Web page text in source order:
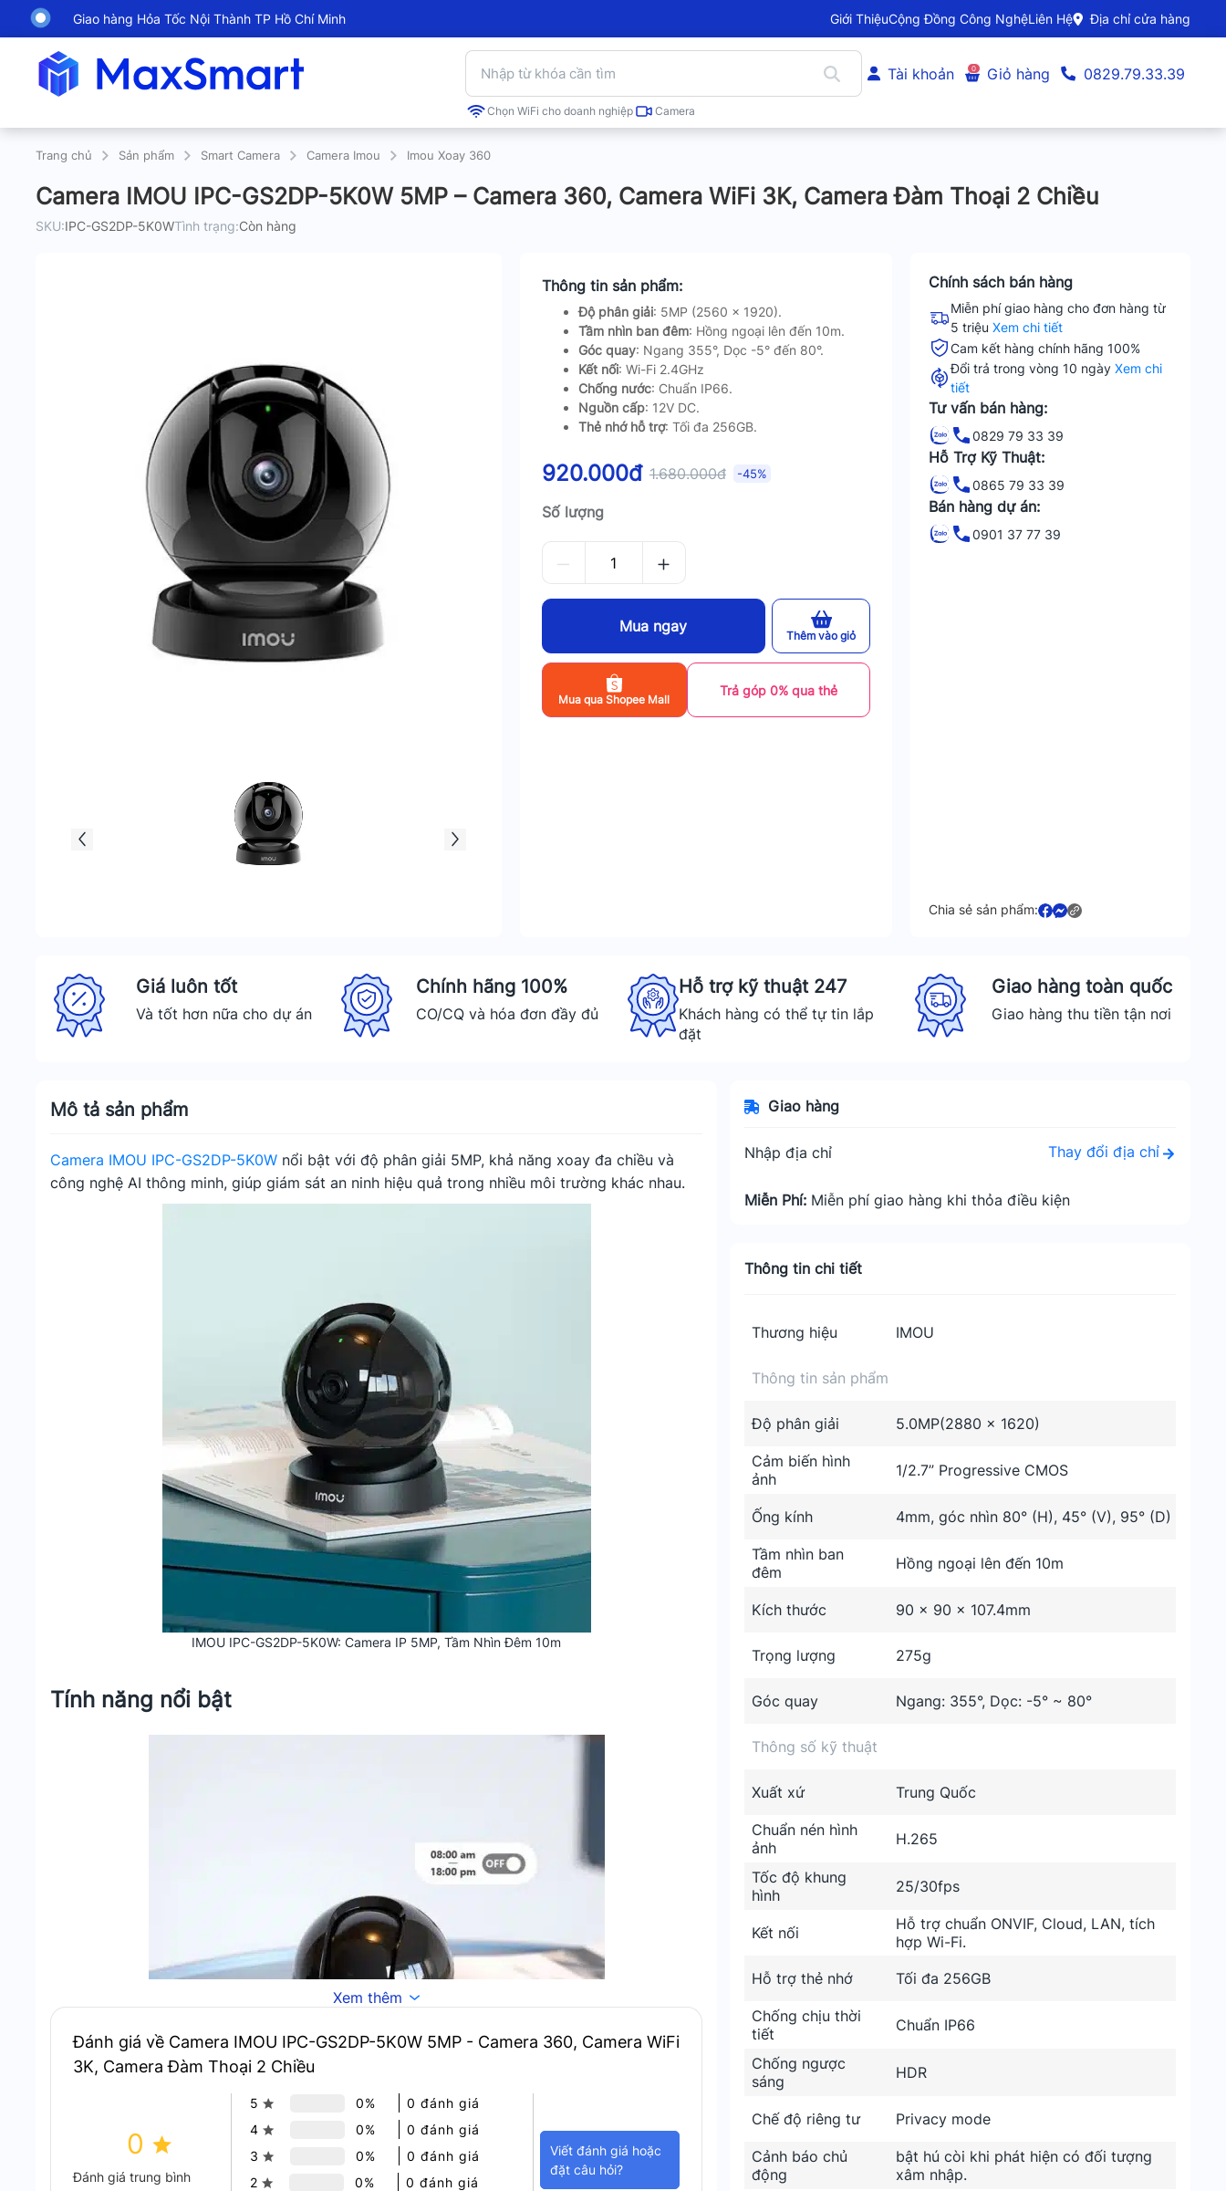
Giao hàng Hỏa Tốc Nội Thành TP Hồ Chí Minh Giới ThiệuCộng Đồng Công NghệLiên Hệ Địa chỉ cửa hàng
Chọn WiFi cho doanh nghiệp Camera
Tài khoản 0 Giỏ hàng 0829.79.33.39
Trang chủ Sản phẩm Smart Camera Camera Imou Imou Xoay 360
Camera IMOU IPC-GS2DP-5K0W 5MP – Camera 360, Camera WiFi 3K, Camera Đàm Thoại 2 Chiều
SKU:IPC-GS2DP-5K0WTình trạng:Còn hàng
Thông tin sản phẩm:
Độ phân giải: 5MP (2560 x 1920).
Tầm nhìn ban đêm: Hồng ngoại lên đến 10m.
Góc quay: Ngang 355°, Dọc -5° đến 80°.
Kết nối: Wi-Fi 2.4GHz
Chống nước: Chuẩn IP66.
Nguồn cấp: 12V DC.
Thẻ nhớ hỗ trợ: Tối đa 256GB.
920.000đ 1.680.000đ -45%
Số lượng
Mua ngay Thêm vào giỏ
Mua qua Shopee Mall
Trả góp 0% qua thẻ
Chính sách bán hàng
Miễn phí giao hàng cho đơn hàng từ
5 triệuXem chi tiết
Cam kết hàng chính hãng 100%
Đổi trả trong vòng 10 ngàyXem chi
tiết
Tư vấn bán hàng:
0829 79 33 39
Hỗ Trợ Kỹ Thuật:
0865 79 33 39
Bán hàng dự án:
0901 37 77 39
Chia sẻ sản phẩm:
Giá luôn tốt
Và tốt hơn nữa cho dự án
Chính hãng 100%
CO/CQ và hóa đơn đầy đủ
Hỗ trợ kỹ thuật 247
Khách hàng có thể tự tin lắp
đặt
Giao hàng toàn quốc
Giao hàng thu tiền tận nơi
Mô tả sản phẩm
Camera IMOU IPC-GS2DP-5K0W nổi bật với độ phân giải 5MP, khả năng xoay đa chiều và
công nghệ AI thông minh, giúp giám sát an ninh hiệu quả trong nhiều môi trường khác nhau.
IMOU IPC-GS2DP-5K0W: Camera IP 5MP, Tầm Nhìn Đêm 10m
Tính năng nổi bật
Xem thêm
Đánh giá về Camera IMOU IPC-GS2DP-5K0W 5MP - Camera 360, Camera WiFi
3K, Camera Đàm Thoại 2 Chiều
0
Đánh giá trung bình
5 0%
0 đánh giá
4
0%
0 đánh giá
3
0%
0 đánh giá
2
0%
0 đánh giá
Viết đánh giá hoặc
đặt câu hỏi?
Giao hàng
Nhập địa chỉ Thay đổi địa chỉ
Miễn Phí: Miễn phí giao hàng khi thỏa điều kiện
Thông tin chi tiết
Thương hiệu IMOU
Thông tin sản phẩm
Độ phân giải 5.0MP(2880 x 1620)
Cảm biến hình
ảnh
1/2.7” Progressive CMOS
Ống kính 4mm, góc nhìn 80° (H), 45° (V), 95° (D)
Tầm nhìn ban
đêm
Hồng ngoại lên đến 10m
Kích thước 90 × 90 × 107.4mm
Trọng lượng 275g
Góc quay Ngang: 355°, Dọc: -5° ~ 80°
Thông số kỹ thuật
Xuất xứ Trung Quốc
Chuẩn nén hình
ảnh
H.265
Tốc độ khung
hình
25/30fps
Kết nối
Hỗ trợ chuẩn ONVIF, Cloud, LAN, tích
hợp Wi-Fi.
Hỗ trợ thẻ nhớ
Tối đa 256GB
Chống chịu thời
tiết
Chuẩn IP66
Chống ngược
sáng
HDR
Chế độ riêng tư Privacy mode
Cảnh báo chủ
động
bật hú còi khi phát hiện có đối tượng
xâm nhập.